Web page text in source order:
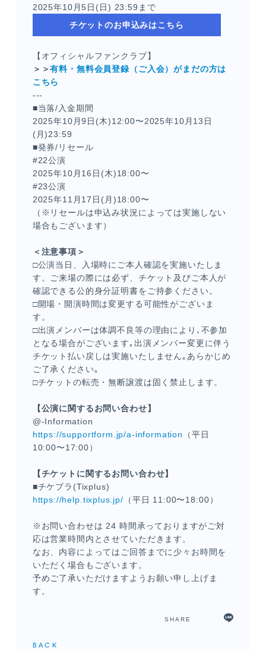
2025年10月5日(日) 23:59まで
チケットのお申込みはこちら
【オフィシャルファンクラブ】
＞＞有料・無料会員登録（ご入会）がまだの方は
こちら
---
■当落/入金期間
2025年10月9日(木)12:00〜2025年10月13日
(月)23:59
■発券/リセール
#22公演
2025年10月16日(木)18:00〜
#23公演
2025年11月17日(月)18:00〜
（※リセールは申込み状況によっては実施しない
場合もございます）
＜注意事項＞
□公演当日、入場時にご本人確認を実施いたしま
す。ご来場の際には必ず、チケット及びご本人が
確認できる公的身分証明書をご持参ください。
□開場・開演時間は変更する可能性がございま
す。
□出演メンバーは体調不良等の理由により､不参加
となる場合がございます｡出演メンバー変更に伴う
チケット払い戻しは実施いたしません｡あらかじめ
ご了承ください｡
□チケットの転売・無断譲渡は固く禁止します。
【公演に関するお問い合わせ】
@-Information
https://supportform.jp/a-information
（平日
10:00〜17:00）
【チケットに関するお問い合わせ】
■チケプラ(Tixplus)
https://help.tixplus.jp/ （平日 11:00〜18:00）
※お問い合わせは 24 時間承っておりますがご対
応は営業時間内とさせていただきます。
なお、内容によってはご回答までに少々お時間を
いただく場合もございます。
予めご了承いただけますようお願い申し上げま
す。
SHARE
BACK